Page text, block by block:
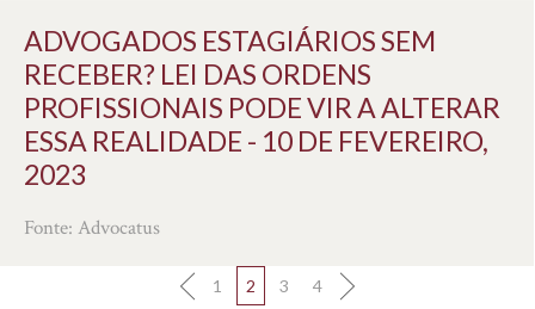
ADVOGADOS ESTAGIÁRIOS SEM
RECEBER? LEI DAS ORDENS
PROFISSIONAIS PODE VIR A ALTERAR
ESSA REALIDADE - 10 DE FEVEREIRO,
2023
Fonte: Advocatus
1 2 3 4